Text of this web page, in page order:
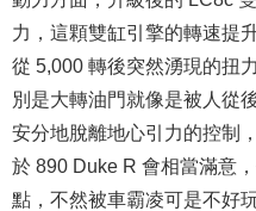
力，這顆雙缸引擎的轉速提
從 5,000 轉後突然湧現的扭
別是大轉油門就像是被人從
安分地脫離地心引力的控制
於 890 Duke R 會相當滿意
點，不然被車霸凌可是不好玩